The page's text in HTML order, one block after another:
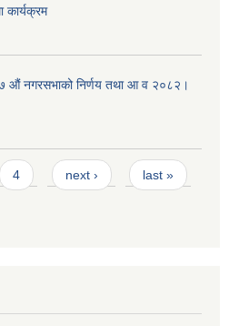
‍औं नगरसभाको निर्णय तथा आ व २०८२।
4 next › last »